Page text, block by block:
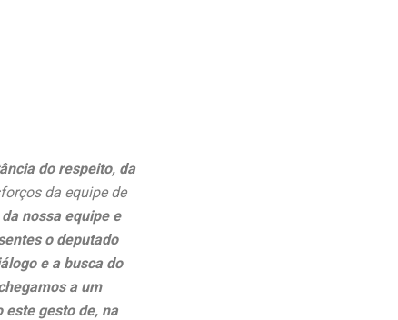
do respeito, da
da equipe de
nossa equipe e
o deputado
e a busca do
a um
este gesto de, na